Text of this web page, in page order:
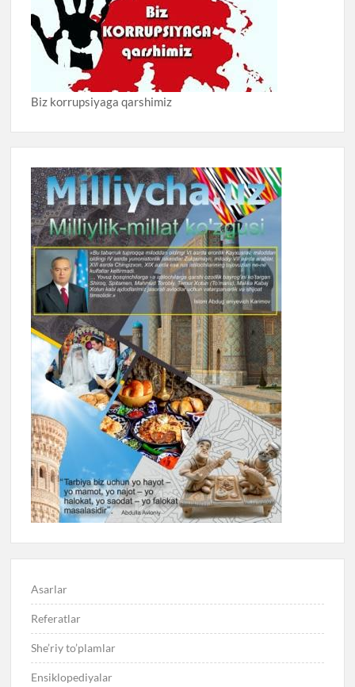
Biz korrupsiyaga qarshimiz
Asarlar
Referatlar
She’riy to’plamlar
Ensiklopediyalar